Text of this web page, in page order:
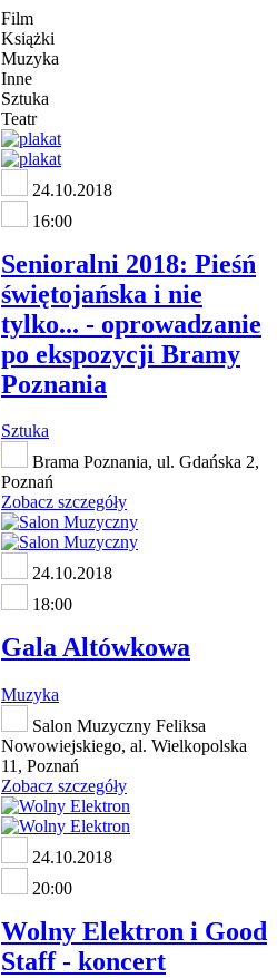
Film
Książki
Muzyka
Inne
Sztuka
Teatr
24.10.2018
16:00
Senioralni 2018: Pieśń
świętojańska i nie
tylko... - oprowadzanie
po ekspozycji Bramy
Poznania
Sztuka
Brama Poznania, ul. Gdańska 2,
Poznań
Zobacz szczegóły
24.10.2018
18:00
Gala Altówkowa
Muzyka
Salon Muzyczny Feliksa
Nowowiejskiego, al. Wielkopolska
11, Poznań
Zobacz szczegóły
24.10.2018
20:00
Wolny Elektron i Good
Staff - koncert